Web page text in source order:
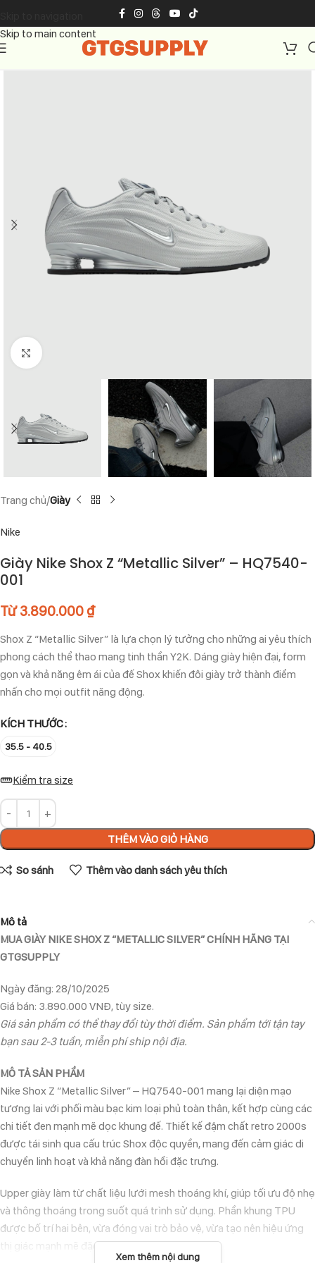
Skip to main content
Click to enlarge
Trang chủ Giày
Nike
Giày Nike Shox Z “Metallic Silver” – HQ7540-
001
Từ3.890.000 ₫
Shox Z “Metallic Silver” là lựa chọn lý tưởng cho những ai yêu thích
phong cách thể thao mang tinh thần Y2K. Dáng giày hiện đại, form
gọn và khả năng êm ái của đế Shox khiến đôi giày trở thành điểm
nhấn cho mọi outfit năng động.
KÍCH THƯỚC
35.5 - 40.5
Kiểm tra size
THÊM VÀO GIỎ HÀNG
So sánh Thêm vào danh sách yêu thích
Mô tả
MUA GIÀY NIKE SHOX Z “METALLIC SILVER” CHÍNH HÃNG TẠI
GTGSUPPLY
Ngày đăng: 28/10/2025
Giá bán: 3.890.000 VNĐ, tùy size.
Giá sản phẩm có thể thay đổi tùy thời điểm. Sản phẩm tới tận tay
bạn sau 2-3 tuần, miễn phí ship nội địa.
MÔ TẢ SẢN PHẨM
Nike Shox Z “Metallic Silver” – HQ7540-001 mang lại diện mạo
tương lai với phối màu bạc kim loại phủ toàn thân, kết hợp cùng các
chi tiết đen mạnh mẽ dọc khung đế. Thiết kế đậm chất retro 2000s
được tái sinh qua cấu trúc Shox độc quyền, mang đến cảm giác di
chuyển linh hoạt và khả năng đàn hồi đặc trưng.
Upper giày làm từ chất liệu lưới mesh thoáng khí, giúp tối ưu độ nhẹ
và thông thoáng trong suốt quá trình sử dụng. Phần khung TPU
được bố trí hai bên, vừa đóng vai trò bảo vệ, vừa tạo nên hiệu ứng
thị giác mạnh mẽ đặc trưng của dòng Shox Z.
Xem thêm nội dung